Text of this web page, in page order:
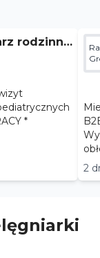
rodzinny
B2B Wymiar współpracy:
2